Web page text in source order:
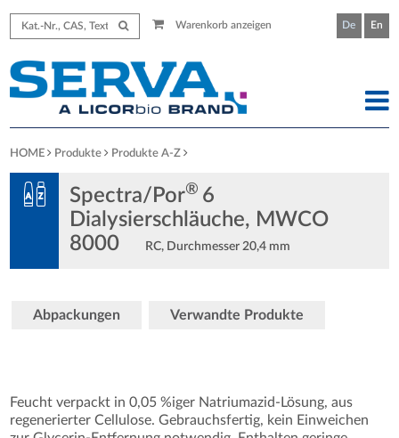
Warenkorb anzeigen De En
HOME Produkte Produkte A-Z
Spectra/Por® 6
Dialysierschläuche, MWCO
8000
RC, Durchmesser 20,4 mm
Abpackungen Verwandte Produkte
Feucht verpackt in 0,05 %iger Natriumazid-Lösung, aus
regenerierter Cellulose. Gebrauchsfertig, kein Einweichen